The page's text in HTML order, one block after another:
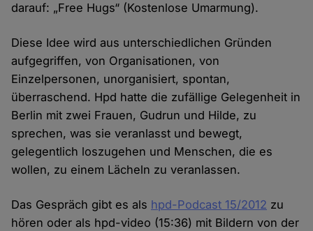
darauf: „Free Hugs“ (Kostenlose Umarmung).
Diese Idee wird aus unterschiedlichen Gründen
aufgegriffen, von Organisationen, von
Einzelpersonen, unorganisiert, spontan,
überraschend. Hpd hatte die zufällige Gelegenheit in
Berlin mit zwei Frauen, Gudrun und Hilde, zu
sprechen, was sie veranlasst und bewegt,
gelegentlich loszugehen und Menschen, die es
wollen, zu einem Lächeln zu veranlassen.
Das Gespräch gibt es als hpd-Podcast 15/2012 zu
hören oder als hpd-video (15:36) mit Bildern von der